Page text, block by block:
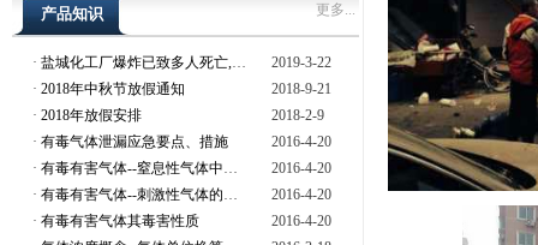
产品知识 更多...
· 盐城化工厂爆炸已致多人死亡,现场存在安全隐患
2019-3-22
· 2018年中秋节放假通知
2018-9-21
· 2018年放假安排
2018-2-9
· 有毒气体泄漏应急要点、措施
2016-4-20
· 有毒有害气体--窒息性气体中毒的预防
2016-4-20
· 有毒有害气体--刺激性气体的危害与预防
2016-4-20
· 有毒有害气体其毒害性质
2016-4-20